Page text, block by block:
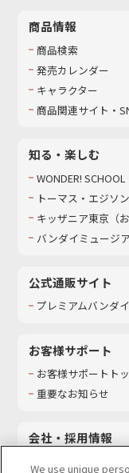
商品情報
商品検索
発売カレンダー
キャラクター
商品関連サイト・
知る・楽しむ
WONDER! SCHOOL
トーマス・エジソ
キッザニア東京（
バンダイミュージ
公式通販サイト
プレミアムバンダイ
お客様サポート
お客様サポートト
重要なお知らせ
会社・採用情報
We use unique